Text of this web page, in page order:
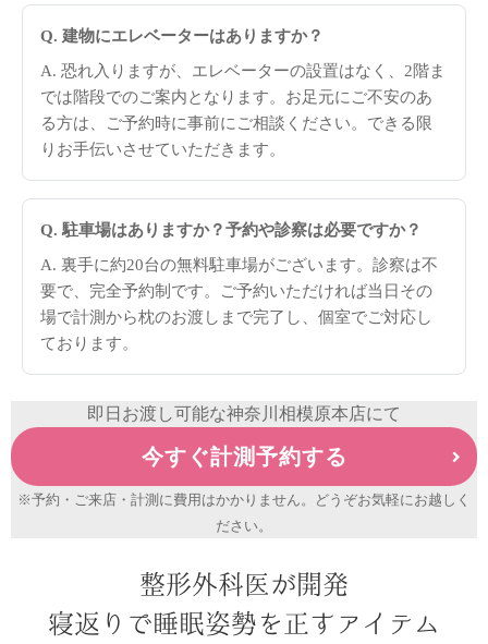
Q. 建物にエレベーターはありますか？
A. 恐れ入りますが、エレベーターの設置はなく、2階ま
では階段でのご案内となります。お足元にご不安のあ
る方は、ご予約時に事前にご相談ください。できる限
りお手伝いさせていただきます。
Q. 駐車場はありますか？予約や診察は必要ですか？
A. 裏手に約20台の無料駐車場がございます。診察は不
要で、完全予約制です。ご予約いただければ当日その
場で計測から枕のお渡しまで完了し、個室でご対応し
ております。
即日お渡し可能な神奈川相模原本店にて
今すぐ計測予約する
※予約・ご来店・計測に費用はかかりません。どうぞお気軽にお越しく
ださい。
整形外科医が開発
寝返りで睡眠姿勢を正すアイテム